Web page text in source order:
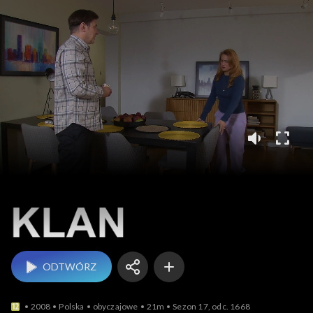
Klan
ODTWÓRZ
2008 Polska obyczajowe 21m Sezon 17, odc. 1668